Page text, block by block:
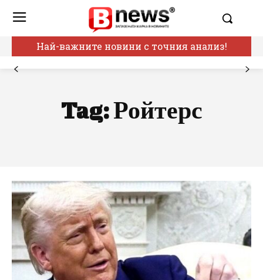
Най-важните новини с точния анализ!
Tag:Ройтерс